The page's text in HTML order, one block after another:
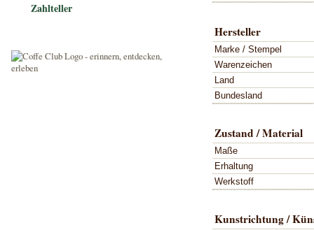
Hersteller
Marke / Stempel
Warenzeichen
Land
Bundesland
Zustand / Material
Maße
Erhaltung
Werkstoff
Kunstrichtung /
Zahlteller